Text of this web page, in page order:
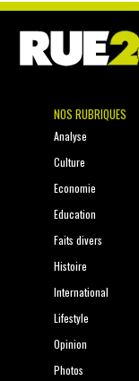
NOS RUBRIQUES
Analyse
Culture
Economie
Education
Faits divers
Histoire
International
Lifestyle
Opinion
Photos